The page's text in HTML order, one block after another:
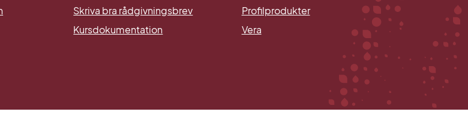
Skriva bra rådgivningsbrev
Kursdokumentation
Profilprodukter
Vera